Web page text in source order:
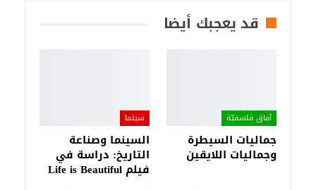
قد يعجبك أيضا
آفاق فلسفيّة‎
جماليات السيطرة
وجماليات اللايقين
سينما
السينما وصناعة
التاريخ: دراسة في
فيلم Life is Beautiful